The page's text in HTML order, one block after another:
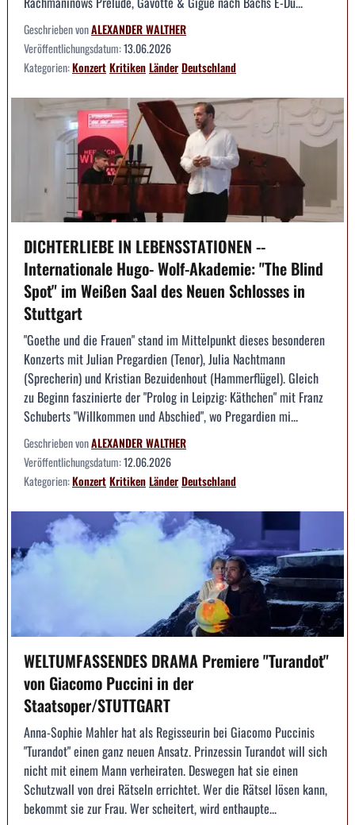
Geschrieben vonALEXANDER WALTHER
Veröffentlichungsdatum:13.06.2026
Kategorien:KonzertKritikenLänderDeutschland
DICHTERLIEBE IN LEBENSSTATIONEN --
Internationale Hugo- Wolf-Akademie: "The Blind
Spot" im Weißen Saal des Neuen Schlosses in
Stuttgart
"Goethe und die Frauen" stand im Mittelpunkt dieses besonderen
Konzerts mit Julian Pregardien (Tenor), Julia Nachtmann
(Sprecherin) und Kristian Bezuidenhout (Hammerflügel). Gleich
zu Beginn faszinierte der "Prolog in Leipzig: Käthchen" mit Franz
Schuberts "Willkommen und Abschied", wo Pregardien mi...
Geschrieben vonALEXANDER WALTHER
Veröffentlichungsdatum:12.06.2026
Kategorien:KonzertKritikenLänderDeutschland
WELTUMFASSENDES DRAMA Premiere "Turandot"
von Giacomo Puccini in der
Staatsoper/STUTTGART
Anna-Sophie Mahler hat als Regisseurin bei Giacomo Puccinis
"Turandot" einen ganz neuen Ansatz. Prinzessin Turandot will sich
nicht mit einem Mann verheiraten. Deswegen hat sie einen
Schutzwall von drei Rätseln errichtet. Wer die Rätsel lösen kann,
bekommt sie zur Frau. Wer scheitert, wird enthaupte...